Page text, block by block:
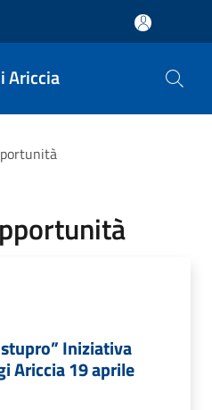
Ariccia
Iniziativa
Ariccia 19 aprile